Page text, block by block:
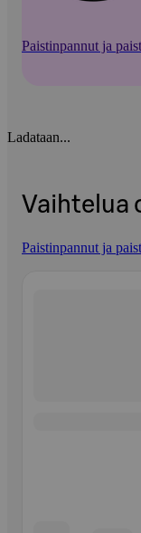
Paistinpannut ja
Ladataan...
Vaihtelua
Paistinpannut ja